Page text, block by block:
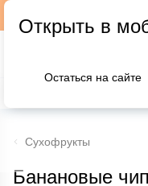
Сухофрукты
Банановые
Открыть в
Остаться на сайте